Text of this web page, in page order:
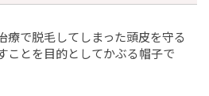
療で脱毛してしまった頭皮を守る
ことを目的としてかぶる帽子で